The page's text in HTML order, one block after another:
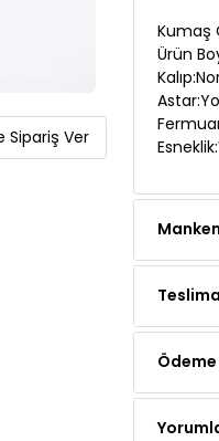
Sipariş Ver